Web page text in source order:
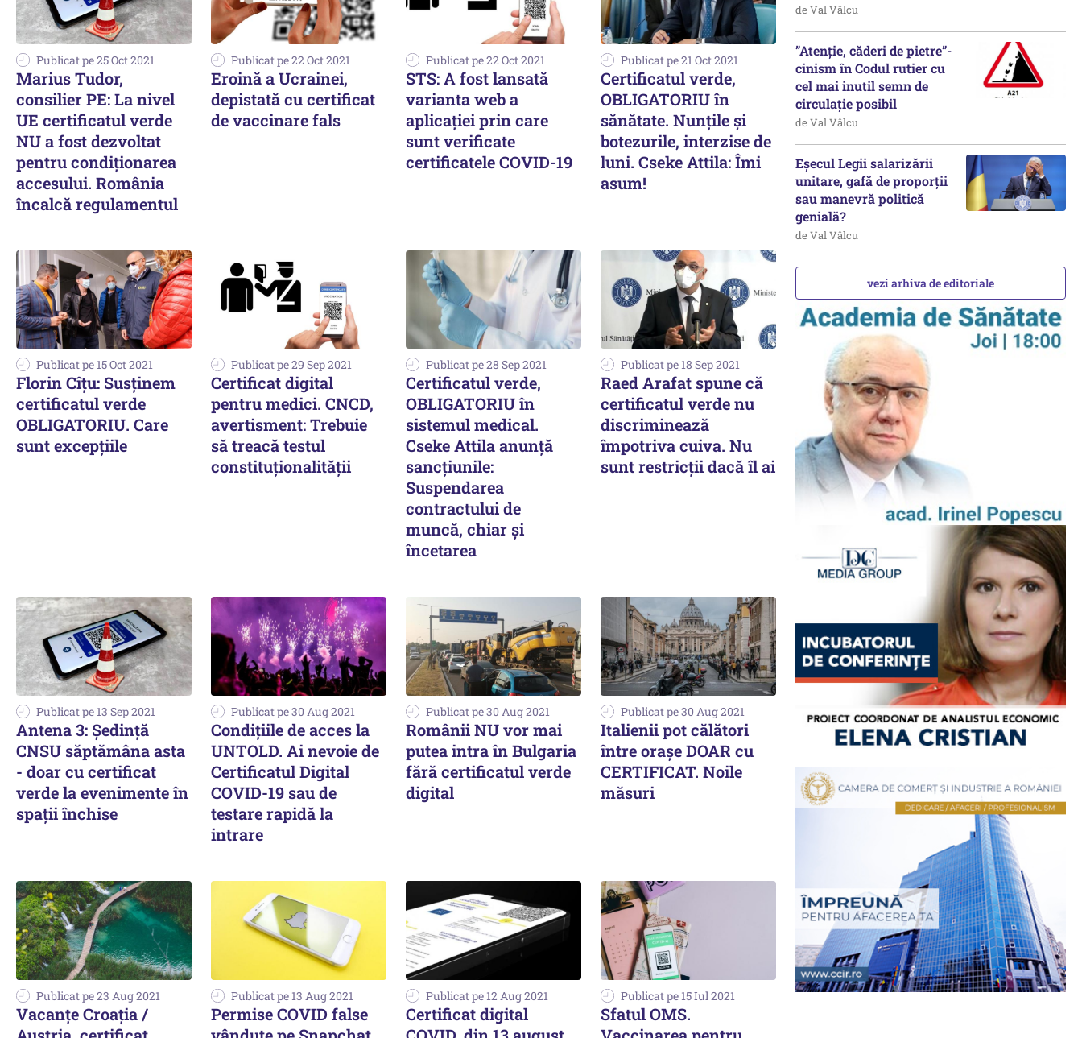
Publicat pe 25 Oct 2021
Marius Tudor,
consilier PE: La nivel
UE certificatul verde
NU a fost dezvoltat
pentru condiționarea
accesului. România
încalcă regulamentul
Publicat pe 22 Oct 2021
Eroină a Ucrainei,
depistată cu certificat
de vaccinare fals
Publicat pe 22 Oct 2021
STS: A fost lansată
varianta web a
aplicaţiei prin care
sunt verificate
certificatele COVID-19
Publicat pe 21 Oct 2021
Certificatul verde,
OBLIGATORIU în
sănătate. Nunţile şi
botezurile, interzise de
luni. Cseke Attila: Îmi
asum!
Publicat pe 15 Oct 2021
Florin Cîţu: Susţinem
certificatul verde
OBLIGATORIU. Care
sunt excepţiile
Publicat pe 29 Sep 2021
Certificat digital
pentru medici. CNCD,
avertisment: Trebuie
să treacă testul
constituţionalităţii
Publicat pe 28 Sep 2021
Certificatul verde,
OBLIGATORIU în
sistemul medical.
Cseke Attila anunţă
sancţiunile:
Suspendarea
contractului de
muncă, chiar şi
încetarea
Publicat pe 18 Sep 2021
Raed Arafat spune că
certificatul verde nu
discriminează
împotriva cuiva. Nu
sunt restricții dacă îl ai
Publicat pe 13 Sep 2021
Antena 3: Şedinţă
CNSU săptămâna asta
- doar cu certificat
verde la evenimente în
spaţii închise
Publicat pe 30 Aug 2021
Condițiile de acces la
UNTOLD. Ai nevoie de
Certificatul Digital
COVID-19 sau de
testare rapidă la
intrare
Publicat pe 30 Aug 2021
Românii NU vor mai
putea intra în Bulgaria
fără certificatul verde
digital
Publicat pe 30 Aug 2021
Italienii pot călători
între orașe DOAR cu
CERTIFICAT. Noile
măsuri
Publicat pe 23 Aug 2021
Vacanțe Croația /
Publicat pe 13 Aug 2021
Permise COVID false
Publicat pe 12 Aug 2021
Certificat digital
Publicat pe 15 Iul 2021
Sfatul OMS.
de Val Vâlcu
”Atenție, căderi de pietre”-
cinism în Codul rutier cu
cel mai inutil semn de
circulație posibil
de Val Vâlcu
Eșecul Legii salarizării
unitare, gafă de proporții
sau manevră politică
genială?
de Val Vâlcu
vezi arhiva de editoriale